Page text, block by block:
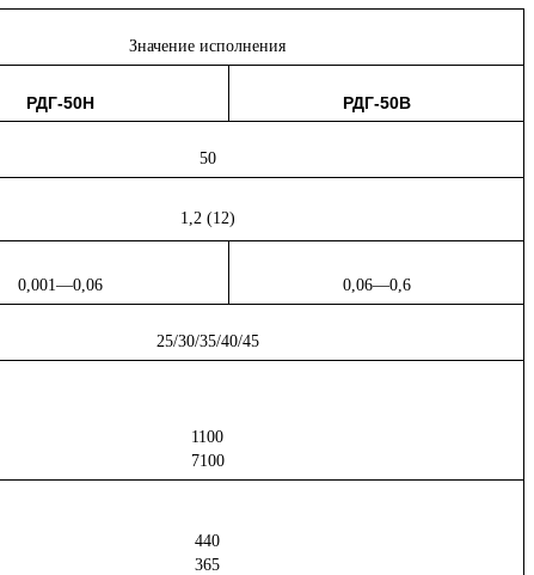
Значение исполнения
РДГ-50Н РДГ-50В
50
1,2 (12)
0,001—0,06 0,06—0,6
25/30/35/40/45
1100
7100
440
365